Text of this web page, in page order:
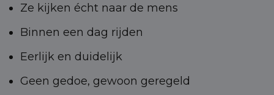
Ze kijken écht naar de mens
Binnen een dag rijden
Eerlijk en duidelijk
Geen gedoe, gewoon geregeld